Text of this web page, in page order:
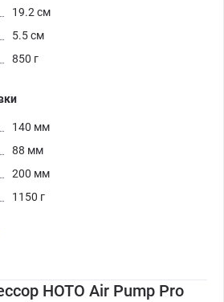
19.2 см
5.5 см
850 г
140 мм
88 мм
200 мм
1150 г
HOTO Air Pump Pro